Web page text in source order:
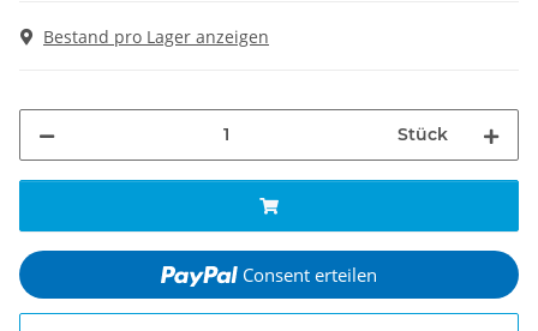
Bestand pro Lager anzeigen
Stück
Consent erteilen